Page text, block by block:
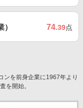
74.39点
ンを前身企業に1967年より
を開始。